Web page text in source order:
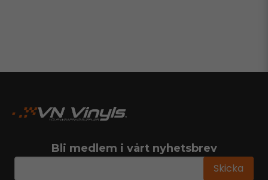
Bli medlem i vårt nyhetsbrev
email Skicka